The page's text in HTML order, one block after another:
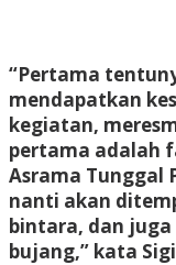
“Pertama
mendapatkan
kegiatan,
pertama adalah
Asrama Tunggal
nanti akan
bintara, dan
bujang,” kata